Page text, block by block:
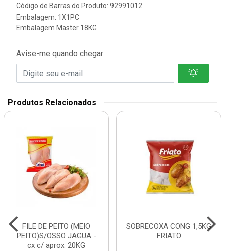
Código de Barras do Produto: 92991012
Embalagem: 1X1PC
Embalagem Master 18KG
Avise-me quando chegar
Produtos Relacionados
FILE DE PEITO (MEIO
PEITO)S/OSSO JAGUA -
cx c/ aprox. 20KG
SOBRECOXA CONG 1,5KG
FRIATO